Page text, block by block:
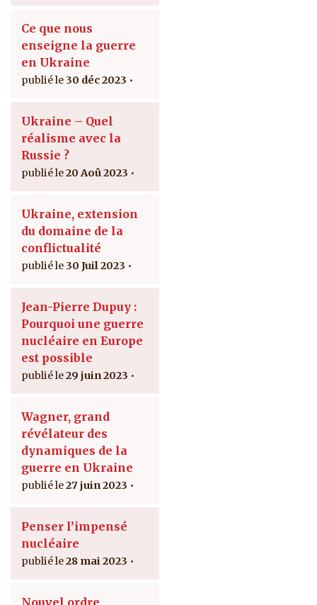
Ce que nous
enseigne la guerre
en Ukraine
30 déc 2023
Ukraine – Quel
réalisme avec la
Russie ?
20 Aoû 2023
Ukraine, extension
du domaine de la
conflictualité
30 Juil 2023
Jean-Pierre Dupuy :
Pourquoi une guerre
nucléaire en Europe
est possible
29 juin 2023
Wagner, grand
révélateur des
dynamiques de la
guerre en Ukraine
27 juin 2023
Penser l’impensé
nucléaire
28 mai 2023